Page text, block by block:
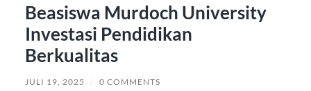
Beasiswa Murdoch University
Investasi Pendidikan
Berkualitas
JULI 19, 2025 / 0 COMMENTS